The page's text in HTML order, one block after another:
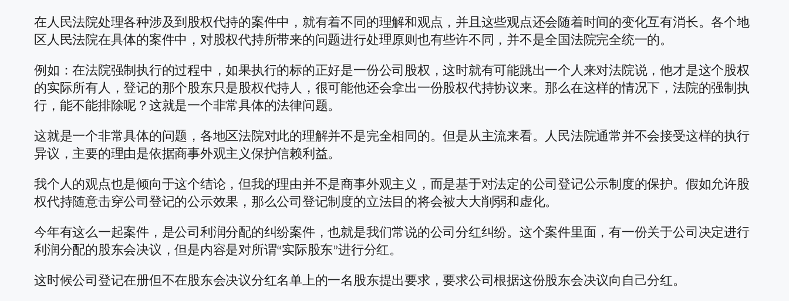
在人民法院处理各种涉及到股权代持的案件中，就有着不同的理解和观点，并且这些观点还会随着时间的变化互有消长。各个地
区人民法院在具体的案件中，对股权代持所带来的问题进行处理原则也有些许不同，并不是全国法院完全统一的。
例如：在法院强制执行的过程中，如果执行的标的正好是一份公司股权，这时就有可能跳出一个人来对法院说，他才是这个股权
的实际所有人，登记的那个股东只是股权代持人，很可能他还会拿出一份股权代持协议来。那么在这样的情况下，法院的强制执
行，能不能排除呢？这就是一个非常具体的法律问题。
这就是一个非常具体的问题，各地区法院对此的理解并不是完全相同的。但是从主流来看。人民法院通常并不会接受这样的执行
异议，主要的理由是依据商事外观主义保护信赖利益。
我个人的观点也是倾向于这个结论，但我的理由并不是商事外观主义，而是基于对法定的公司登记公示制度的保护。假如允许股
权代持随意击穿公司登记的公示效果，那么公司登记制度的立法目的将会被大大削弱和虚化。
今年有这么一起案件，是公司利润分配的纠纷案件，也就是我们常说的公司分红纠纷。这个案件里面，有一份关于公司决定进行
利润分配的股东会决议，但是内容是对所谓“实际股东”进行分红。
这时候公司登记在册但不在股东会决议分红名单上的一名股东提出要求，要求公司根据这份股东会决议向自己分红。